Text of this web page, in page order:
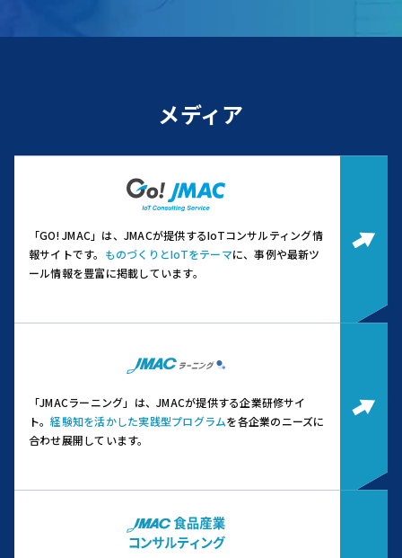
メディア
「GO! JMAC」は、JMACが提供するIoTコンサルティング情
報サイトです。 ものづくりとIoTをテーマに、事例や最新ツ
ール情報を豊富に掲載しています。
「JMACラーニング」は、JMACが提供する企業研修サイ
ト。経験知を活かした実践型プログラムを各企業のニーズに
合わせ展開しています。